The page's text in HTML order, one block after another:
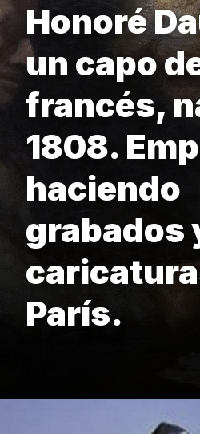
Honoré
un capo
francés,
1808.
haciendo
grabados
París.